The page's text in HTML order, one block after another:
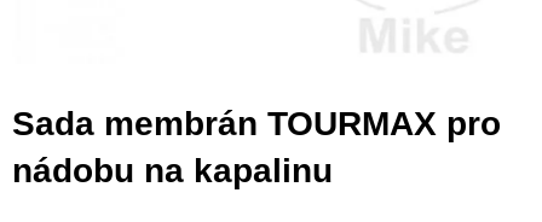
Sada membrán TOURMAX pro
nádobu na kapalinu